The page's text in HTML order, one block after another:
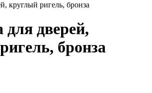
круглый ригель, бронза
для дверей,
бронза